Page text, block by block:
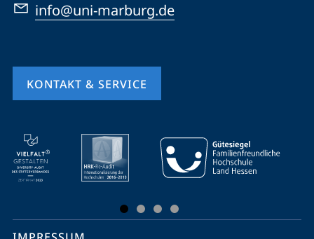
info@uni-marburg.de
KONTAKT & SERVICE
Mobile-
Service-
Navigation
Social